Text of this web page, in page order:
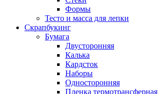
Формы
Тесто и масса для лепки
Скрапбукинг
Бумага
Двусторонняя
Калька
Кардсток
Наборы
Односторонняя
Пленка термотрансферная